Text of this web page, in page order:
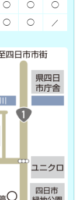
◯ ◯
◯
◯ ◯ ／